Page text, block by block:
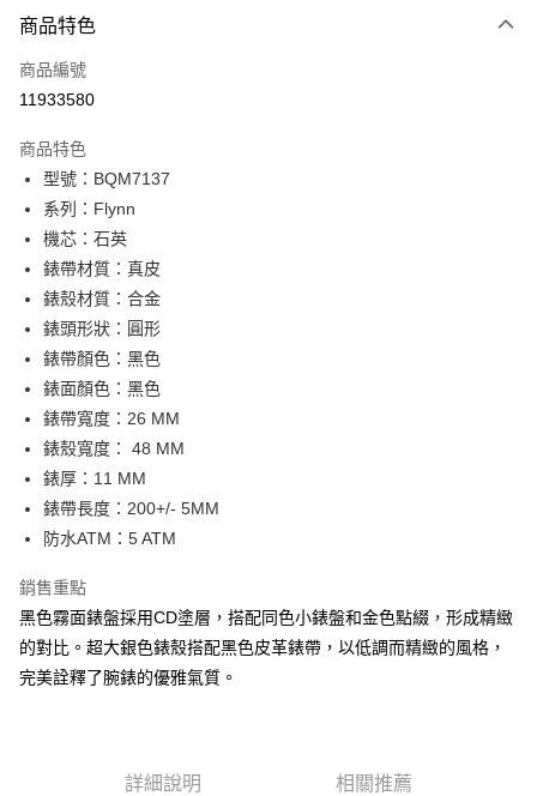
6 期 0 利率 每期
合作金庫商業銀行
上海商業儲蓄銀行
臺灣中小企業銀行
匯豐（台灣）商業銀行
聯邦商業銀行
元大商業銀行
玉山商業銀行
台灣樂天信用卡公司
LINE Pay
Apple Pay
街口支付
悠遊付
Google Pay
全盈+PAY
大哥付你分期
相關說明
【大哥付你分期使用說明】
1.本服務由台灣大哥大提供，台灣大哥大用戶可立即使用無須另外申請。
2.付款方式選擇「大哥付你分期」，訂單成立後會自動跳轉到大哥付的交易
流程，驗證手機門號後，選擇欲分期的期數、繳款截止日，確認付款後即完
成交易。
3.實際核准額度、可分期數及費用金額請依後續交易確認頁面所載為準。
4.訂單成立30分鐘內，如未前往確認交易或遇審核未通過，訂單將自動取
消。如遇「轉專審核」未通過狀況，表示未達大哥付你分期系統評分，恕無
【繳款方式說明】
醒簡訊。
2.透過簡訊連結打開帳單後，可選擇「超商條碼／台灣大直營門市／銀行轉
帳／街口支付／iPASS MONEY」等通路繳費。
買賣價金債權讓與本公司後，依約使用本公司帳單繳交帳款。
AFTEE先享後付
相關說明
AFTEE先享後付是「在收到商品之後才付款」的支付方式。 讓您購物簡單
便利好安心！
１．簡單：不需註冊會員、不需綁卡、不需儲值。
２．便利：只要手機號碼，簡訊認證，即可結帳。
【「AFTEE先享後付」結帳流程】
１．於結帳方式選擇「AFTEE先享後付」後，將跳轉至「AFTEE先享後付」
結帳頁面，進行簡訊認證並確認金額後，即可完成結帳。
２．訂單成立數日內，您將收到繳費通知簡訊。
後付繳納相關費用。
ATM付款
運送方式
付款後全家取貨
每筆NT$70，滿NT$899(含以上)免運費
付款後7-11取貨
每筆NT$70，滿NT$899(含以上)免運費
商品特色
商品編號
11933580
商品特色
型號：BQM7137
系列：Flynn
機芯：石英
錶帶材質：真皮
錶殼材質：合金
錶頭形狀：圓形
錶帶顏色：黑色
錶面顏色：黑色
錶帶寬度：26 MM
錶殼寬度： 48 MM
錶厚：11 MM
錶帶長度：200+/- 5MM
防水ATM：5 ATM
銷售重點
黑色霧面錶盤採用CD塗層，搭配同色小錶盤和金色點綴，形成精緻
的對比。超大銀色錶殼搭配黑色皮革錶帶，以低調而精緻的風格，
完美詮釋了腕錶的優雅氣質。
詳細說明 相關推薦